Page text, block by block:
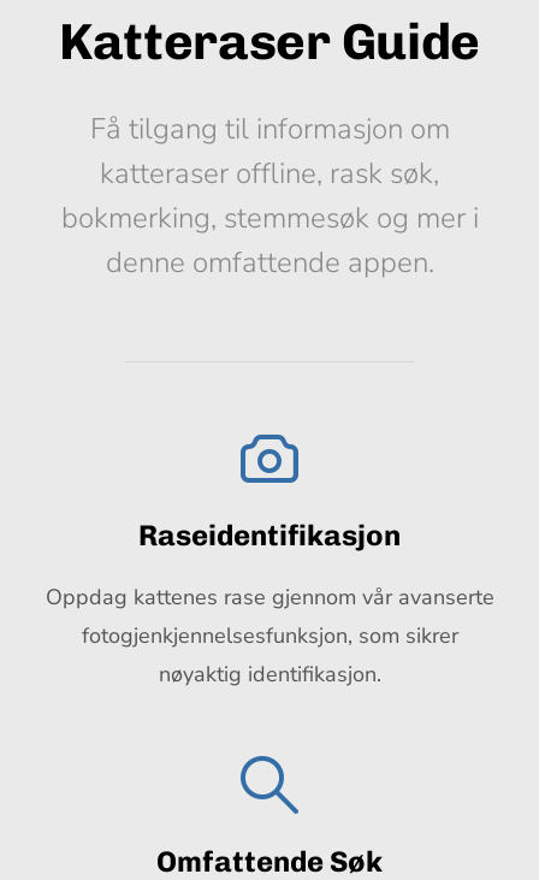
Katteraser Guide
Få tilgang til informasjon om
katteraser offline, rask søk,
bokmerking, stemmesøk og mer i
denne omfattende appen.
Raseidentifikasjon
Oppdag kattenes rase gjennom vår avanserte
fotogjenkjennelsesfunksjon, som sikrer
nøyaktig identifikasjon.
Omfattende Søk